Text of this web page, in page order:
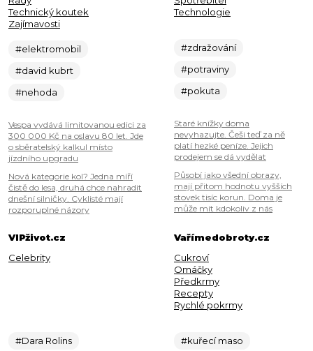
Technický koutek
Zajímavosti
#elektromobil
#david kubrt
#nehoda
Vespa vydává limitovanou edici za
300 000 Kč na oslavu 80 let. Jde
o sběratelský kalkul místo
jízdního upgradu
Nová kategorie kol? Jedna míří
čistě do lesa, druhá chce nahradit
dnešní silničky. Cyklisté mají
rozporuplné názory
Technologie
#zdražování
#potraviny
#pokuta
Staré knížky doma
nevyhazujte. Češi teď za ně
platí hezké peníze. Jejich
prodejem se dá vydělat
Působí jako všední obrazy,
mají přitom hodnotu vyšších
stovek tisíc korun. Doma je
může mít kdokoliv z nás
VIPživot.cz
Celebrity
#Dara Rolins
Vařímedobroty.cz
Cukroví
Omáčky
Předkrmy
Recepty
Rychlé pokrmy
#kuřecí maso